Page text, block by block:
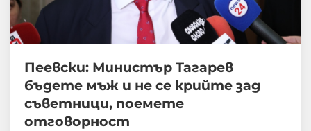
Пеевски: Министър Тагарев
бъдете мъж и не се крийте зад
съветници, поемете
отговорност